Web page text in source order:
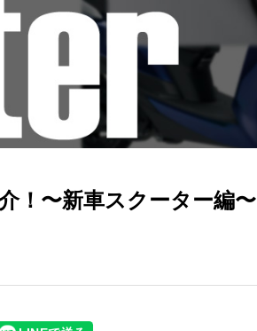
！〜新車スクーター編〜